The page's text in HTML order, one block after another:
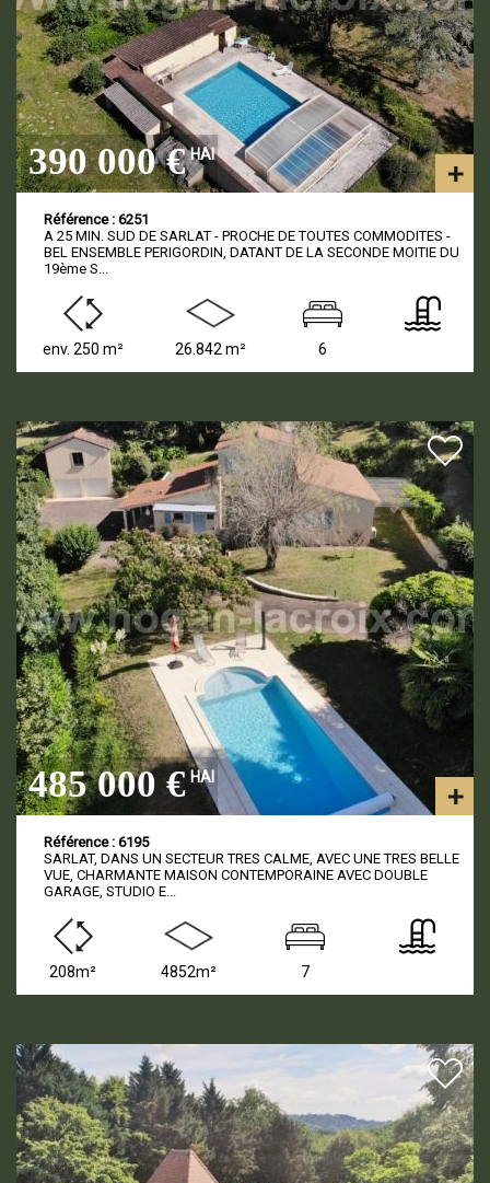
390 000 € HAI
Référence : 6251
A 25 MIN. SUD DE SARLAT - PROCHE DE TOUTES COMMODITES -
BEL ENSEMBLE PERIGORDIN, DATANT DE LA SECONDE MOITIE DU
19ème S...
env. 250 m² 26.842 m² 6
485 000 € HAI
Référence : 6195
SARLAT, DANS UN SECTEUR TRES CALME, AVEC UNE TRES BELLE
VUE, CHARMANTE MAISON CONTEMPORAINE AVEC DOUBLE
GARAGE, STUDIO E...
208m² 4852m² 7